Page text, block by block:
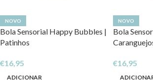
NOVO
Bola Sensorial Happy Bubbles |
Patinhos
€16,95
ADICIONAR
NOVO
Bola
€16,95